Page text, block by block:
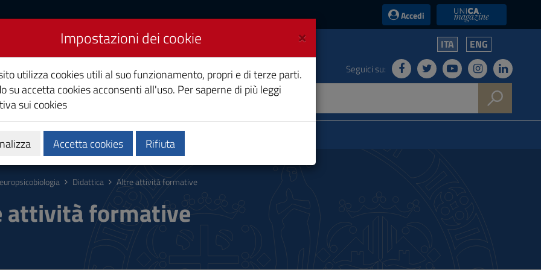
Accedi UniCA News
ITA ENG
Seguici su:
Calendari e orari Qualità e miglioramento
Didattica Altre attività formative
attività formative
×
Impostazioni dei cookie
utilizza cookies utili al suo funzionamento, propri e di terze parti.
su accetta cookies acconsenti all'uso. Per saperne di più leggi
sui cookies
Accetta cookies Rifiuta